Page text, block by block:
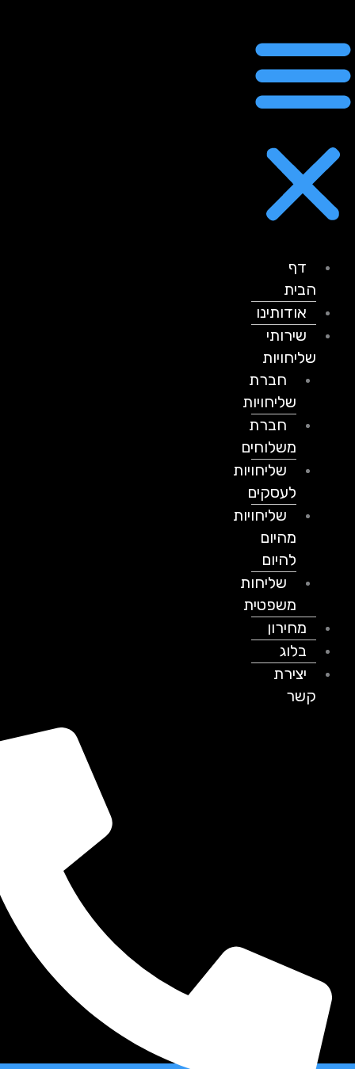
דף
הבית
אודותינו
שירותי
שליחויות
חברת
שליחויות
חברת
משלוחים
שליחויות
לעסקים
שליחויות
מהיום
להיום
שליחות
משפטית
מחירון
בלוג
יצירת
קשר